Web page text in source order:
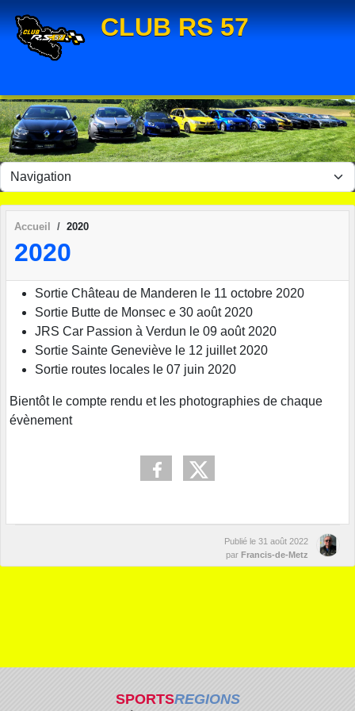
CLUB RS 57
Accueil 2020
2020
Sortie Château de Manderen le 11 octobre 2020
Sortie Butte de Monsec e 30 août 2020
JRS Car Passion à Verdun le 09 août 2020
Sortie Sainte Geneviève le 12 juillet 2020
Sortie routes locales le 07 juin 2020
Bientôt le compte rendu et les photographies de chaque
évènement
Publié le 31 août 2022
par Francis-de-Metz
SPORTSREGIONS